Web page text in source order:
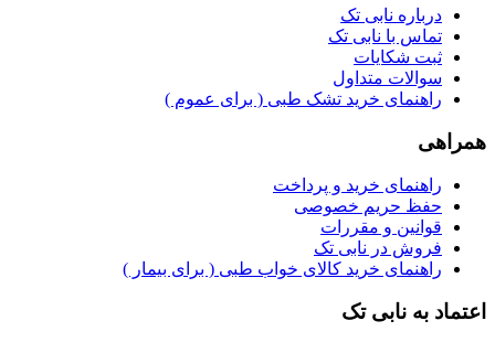
درباره نابی تک
تماس با نابی تک
ثبت شکایات
سوالات متداول
راهنمای خرید تشک طبی ( برای عموم )
همراهی
راهنمای خرید و پرداخت
حفظ حریم خصوصی
قوانین و مقررات
فروش در نابی تک
راهنمای خرید کالای خواب طبی ( برای بیمار )
اعتماد به نابی تک